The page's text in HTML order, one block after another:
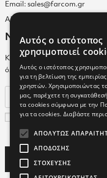
Email: sales@farcom.gr
ΑΡ.Γ.Ε.ΜΗ. 038365205000
Newsletter
Κάνε εγγραφή στο Newsletter
όλα τα νέα μας και τα
Συμφωνώ με τουςΌρους
Δεδομένων
Αυτός ο ιστότοπος
χρησιμοποιεί
Αυτός ο ιστότοπος
για τη βελτίωση της
χρηστών. Χρησιμοποιώντας
μας, παρέχετε τη
τα cookies σύμφωνα με την
για τα cookies. Διαβάστε
ΑΠΟΛΎΤΩΣ
ΑΠΌΔΟΣΗΣ
ΣΤΌΧΕΥΣΗΣ